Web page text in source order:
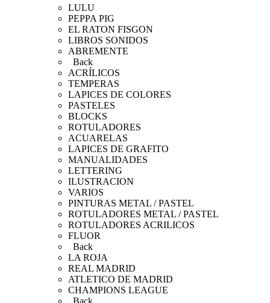
LULU
PEPPA PIG
EL RATON FISGON
LIBROS SONIDOS
ABREMENTE
Back
ACRÍLICOS
TEMPERAS
LAPICES DE COLORES
PASTELES
BLOCKS
ROTULADORES
ACUARELAS
LAPICES DE GRAFITO
MANUALIDADES
LETTERING
ILUSTRACION
VARIOS
PINTURAS METAL / PASTEL
ROTULADORES METAL / PASTEL
ROTULADORES ACRILICOS
FLUOR
Back
LA ROJA
REAL MADRID
ATLETICO DE MADRID
CHAMPIONS LEAGUE